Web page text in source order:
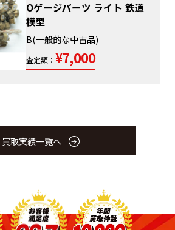
Oゲージパーツ ライト 鉄道
模型
B(一般的な中古品)
査定額： ¥7,000
買取実績一覧へ